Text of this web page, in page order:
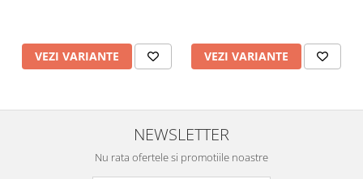
VEZI VARIANTE VEZI VARIANTE
NEWSLETTER
Nu rata ofertele si promotiile noastre